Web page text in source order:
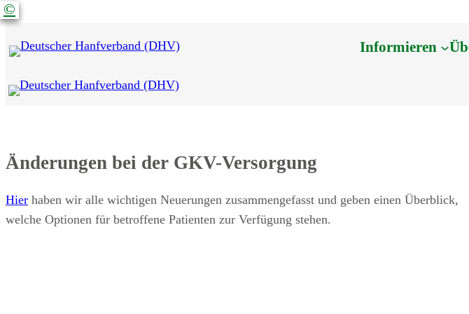
Informieren
Änderungen bei der GKV-Versorgung
Hier haben wir alle wichtigen Neuerungen zusammengefasst und geben einen Überblick,
welche Optionen für betroffene Patienten zur Verfügung stehen.
©
©
©
©